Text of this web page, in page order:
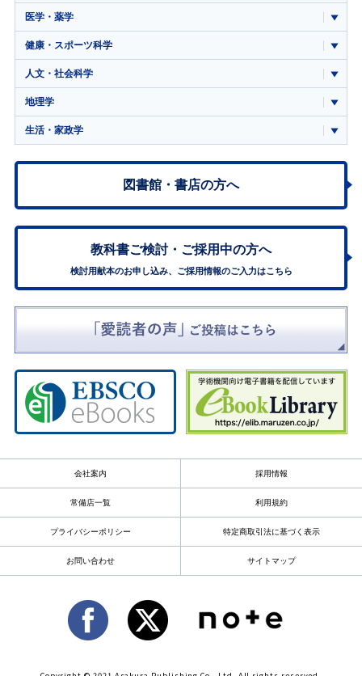
医学・薬学
健康・スポーツ科学
人文・社会科学
地理学
生活・家政学
図書館・書店の方へ
教科書ご検討・ ご採用中の方へ
検討用献本のお申し込み、ご採用情報のご入力はこちら
会社案内 採用情報
常備店一覧 利用規約
プライバシーポリシー 特定商取引法に基づく表示
お問い合わせ サイトマップ